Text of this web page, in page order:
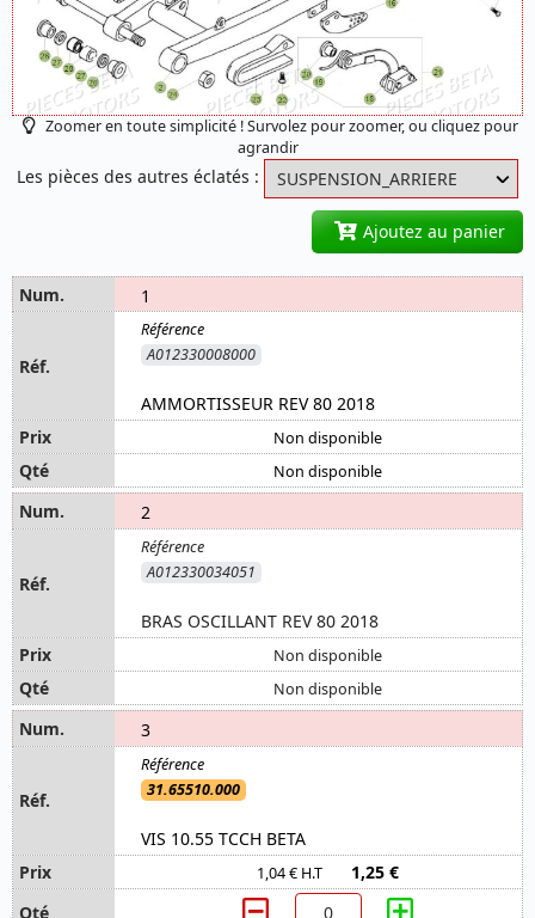
Zoomer en toute simplicité ! Survolez pour zoomer, ou cliquez pour
agrandir
Les pièces des autres éclatés :
Ajoutez au panier
1
A012330008000
AMMORTISSEUR REV 80 2018
Non disponible
Non disponible
2
A012330034051
BRAS OSCILLANT REV 80 2018
Non disponible
Non disponible
3
31.65510.000
VIS 10.55 TCCH BETA
1,04 € H.T 1,25 €